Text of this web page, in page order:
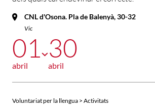
CNL d'Osona. Pla de Balenyà, 30-32
Vic
01
abril
30
abril
Voluntariat per la llengua > Activitats